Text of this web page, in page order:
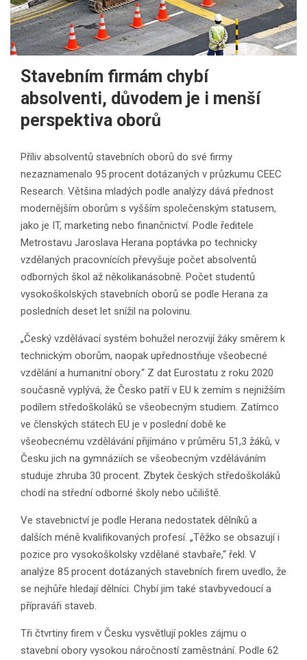
Stavebním firmám chybí
absolventi, důvodem je i menší
perspektiva oborů
Příliv absolventů stavebních oborů do své firmy
nezaznamenalo 95 procent dotázaných v průzkumu CEEC
Research. Většina mladých podle analýzy dává přednost
modernějším oborům s vyšším společenským statusem,
jako je IT, marketing nebo finančnictví. Podle ředitele
Metrostavu Jaroslava Herana poptávka po technicky
vzdělaných pracovnících převyšuje počet absolventů
odborných škol až několikanásobně. Počet studentů
vysokoškolských stavebních oborů se podle Herana za
posledních deset let snížil na polovinu.
„Český vzdělávací systém bohužel nerozvijí žáky směrem k
technickým oborům, naopak upřednostňuje všeobecné
vzdělání a humanitní obory.“ Z dat Eurostatu z roku 2020
současně vyplývá, že Česko patří v EU k zemím s nejnižším
podílem středoškoláků se všeobecným studiem. Zatímco
ve členských státech EU je v poslední době ke
všeobecnému vzdělávání přijímáno v průměru 51,3 žáků, v
Česku jich na gymnáziích se všeobecným vzděláváním
studuje zhruba 30 procent. Zbytek českých středoškoláků
chodí na střední odborné školy nebo učiliště.
Ve stavebnictví je podle Herana nedostatek dělníků a
dalších méně kvalifikovaných profesí. „Těžko se obsazují i
pozice pro vysokoškolsky vzdělané stavbaře,“ řekl. V
analýze 85 procent dotázaných stavebních firem uvedlo, že
se nejhůře hledají dělníci. Chybí jim také stavbyvedoucí a
přípraváři staveb.
Tři čtvrtiny firem v Česku vysvětlují pokles zájmu o
stavební obory vysokou náročností zaměstnání. Podle 62